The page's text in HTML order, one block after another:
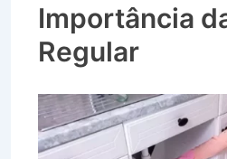
Importância
Regular